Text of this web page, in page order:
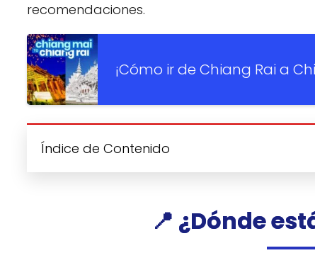
recomendaciones.
¡Cómo ir de Chiang Rai a
Índice de Contenido
📍 ¿Dónde